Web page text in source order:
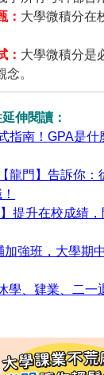
： 大學微積分在
： 大學微積分是
。
伸閱讀：
指南！GPA是
龍門】告訴你：
提升在校成績
加強班，大學期
學、肄業、二一